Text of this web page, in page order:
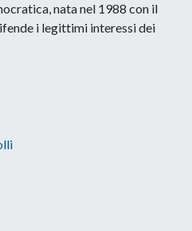
nata nel 1988 con il
i legittimi interessi dei